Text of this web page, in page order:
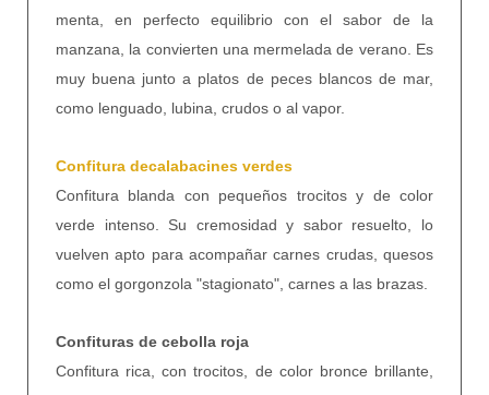
menta, en perfecto equilibrio con el sabor de la
manzana, la convierten una mermelada de verano. Es
muy buena junto a platos de peces blancos de mar,
como lenguado, lubina, crudos o al vapor.
Confitura decalabacines verdes
Confitura blanda con pequeños trocitos y de color
verde intenso. Su cremosidad y sabor resuelto, lo
vuelven apto para acompañar carnes crudas, quesos
como el gorgonzola "stagionato", carnes a las brazas.
Confituras de cebolla roja
Confitura rica, con trocitos, de color bronce brillante,